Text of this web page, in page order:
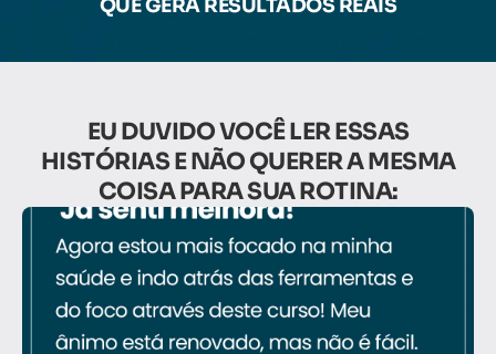
QUE GERA RESULTADOS REAIS
EU DUVIDO VOCÊ LER ESSAS
HISTÓRIAS E NÃO QUERER A MESMA
COISA PARA SUA ROTINA: